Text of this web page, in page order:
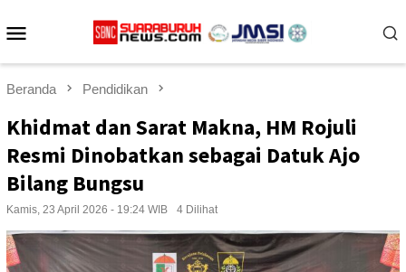
ke
Beranda Pendidikan
Khidmat dan Sarat Makna, HM Rojuli
Resmi Dinobatkan sebagai Datuk Ajo
Bilang Bungsu
Kamis, 23 April 2026 - 19:24 WIB 4 Dilihat